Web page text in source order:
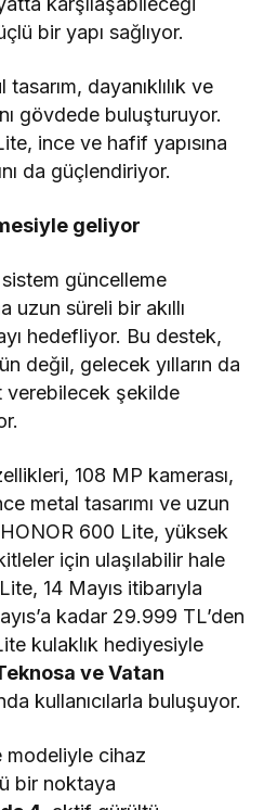
bir yapı sağlıyor.
dayanıklılık ve
gövdede buluşturuyor.
ince ve hafif yapısına
da güçlendiriyor.
geliyor
güncelleme
uzun süreli bir akıllı
hedefliyor. Bu destek,
değil, gelecek yılların da
verebilecek şekilde
108 MP kamerası,
metal tasarımı ve uzun
600 Lite, yüksek
için ulaşılabilir hale
14 Mayıs itibarıyla
kadar 29.999 TL’den
kulaklık hediyesiyle
ve Vatan
kullanıcılarla buluşuyor.
cihaz
bir noktaya